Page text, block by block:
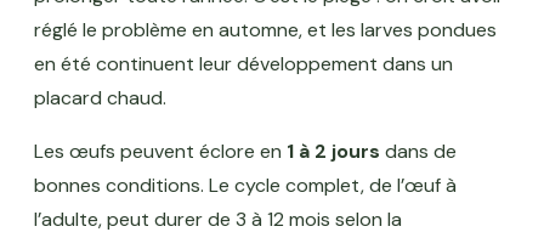
réglé le problème en automne, et les larves pondues
en été continuent leur développement dans un
placard chaud.
Les œufs peuvent éclore en 1 à 2 jours dans de
bonnes conditions. Le cycle complet, de l’œuf à
l’adulte, peut durer de 3 à 12 mois selon la